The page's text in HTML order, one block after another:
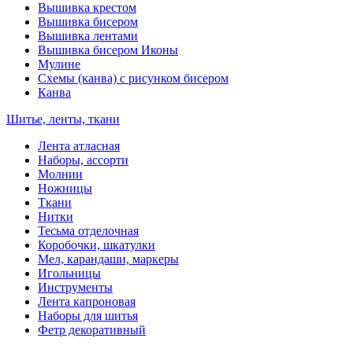
Вышивка крестом
Вышивка бисером
Вышивка лентами
Вышивка бисером Иконы
Мулине
Схемы (канва) с рисунком бисером
Канва
Шитье, ленты, ткани
Лента атласная
Наборы, ассорти
Молнии
Ножницы
Ткани
Нитки
Тесьма отделочная
Коробочки, шкатулки
Мел, карандаши, маркеры
Игольницы
Инструменты
Лента капроновая
Наборы для шитья
Фетр декоративный